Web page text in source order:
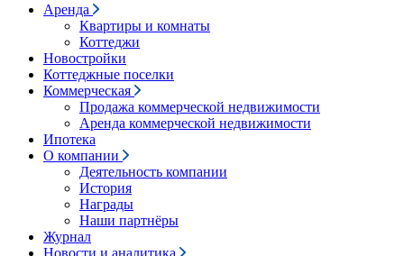
Аренда
Квартиры и комнаты
Коттеджи
Новостройки
Коттеджные поселки
Коммерческая
Продажа коммерческой недвижимости
Аренда коммерческой недвижимости
Ипотека
О компании
Деятельность компании
История
Награды
Наши партнёры
Журнал
Новости и аналитика